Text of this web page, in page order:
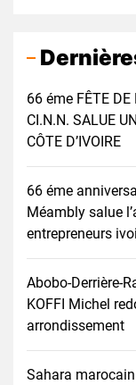
66 éme FÊTE DE
CI.N.N. SALUE
CÔTE D’IVOIRE
66 éme
Méambly salue
entrepreneurs
Abobo-Derrière-
KOFFI Michel
arrondissement
Sahara